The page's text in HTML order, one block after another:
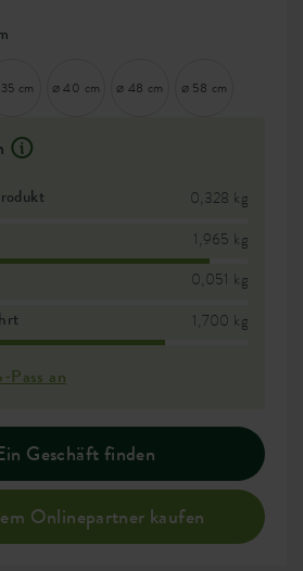
cm ⌀ 40 cm ⌀ 48 cm ⌀ 58 cm
0,328 kg
1,965 kg
0,051 kg
1,700 kg
Pass an
Geschäft finden
Onlinepartner kaufen